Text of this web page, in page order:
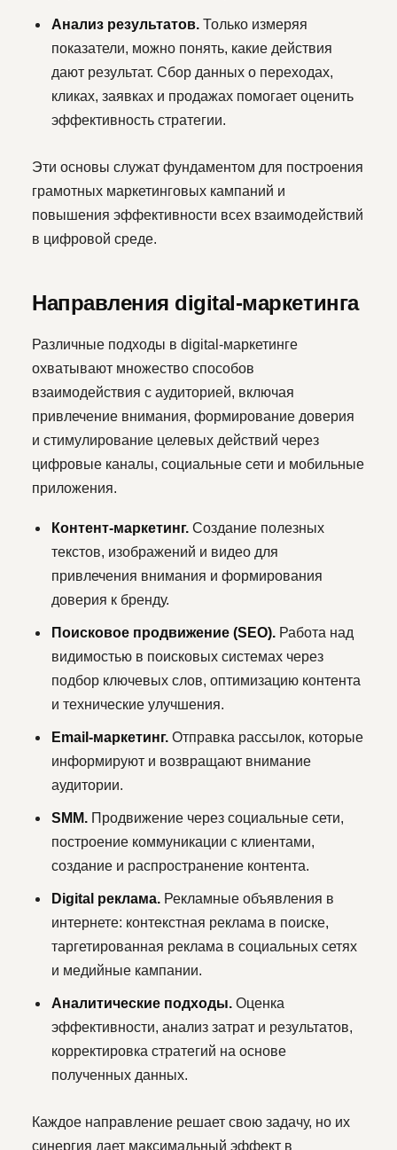
Анализ результатов. Только измеряя
показатели, можно понять, какие действия
дают результат. Сбор данных о переходах,
кликах, заявках и продажах помогает оценить
эффективность стратегии.
Эти основы служат фундаментом для построения
грамотных маркетинговых кампаний и
повышения эффективности всех взаимодействий
в цифровой среде.
Направления digital-маркетинга
Различные подходы в digital-маркетинге
охватывают множество способов
взаимодействия с аудиторией, включая
привлечение внимания, формирование доверия
и стимулирование целевых действий через
цифровые каналы, социальные сети и мобильные
приложения.
Контент-маркетинг. Создание полезных
текстов, изображений и видео для
привлечения внимания и формирования
доверия к бренду.
Поисковое продвижение (SEO). Работа над
видимостью в поисковых системах через
подбор ключевых слов, оптимизацию контента
и технические улучшения.
Email-маркетинг. Отправка рассылок, которые
информируют и возвращают внимание
аудитории.
SMM. Продвижение через социальные сети,
построение коммуникации с клиентами,
создание и распространение контента.
Digital реклама. Рекламные объявления в
интернете: контекстная реклама в поиске,
таргетированная реклама в социальных сетях
и медийные кампании.
Аналитические подходы. Оценка
эффективности, анализ затрат и результатов,
корректировка стратегий на основе
полученных данных.
Каждое направление решает свою задачу, но их
синергия дает максимальный эффект в